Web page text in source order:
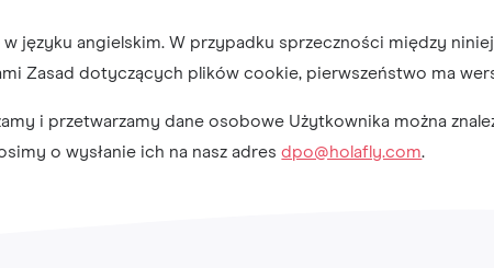
języku angielskim. W przypadku sprzeczności między
Zasad dotyczących plików cookie, pierwszeństwo ma
i przetwarzamy dane osobowe Użytkownika można
o wysłanie ich na nasz adresdpo@holafly.com.